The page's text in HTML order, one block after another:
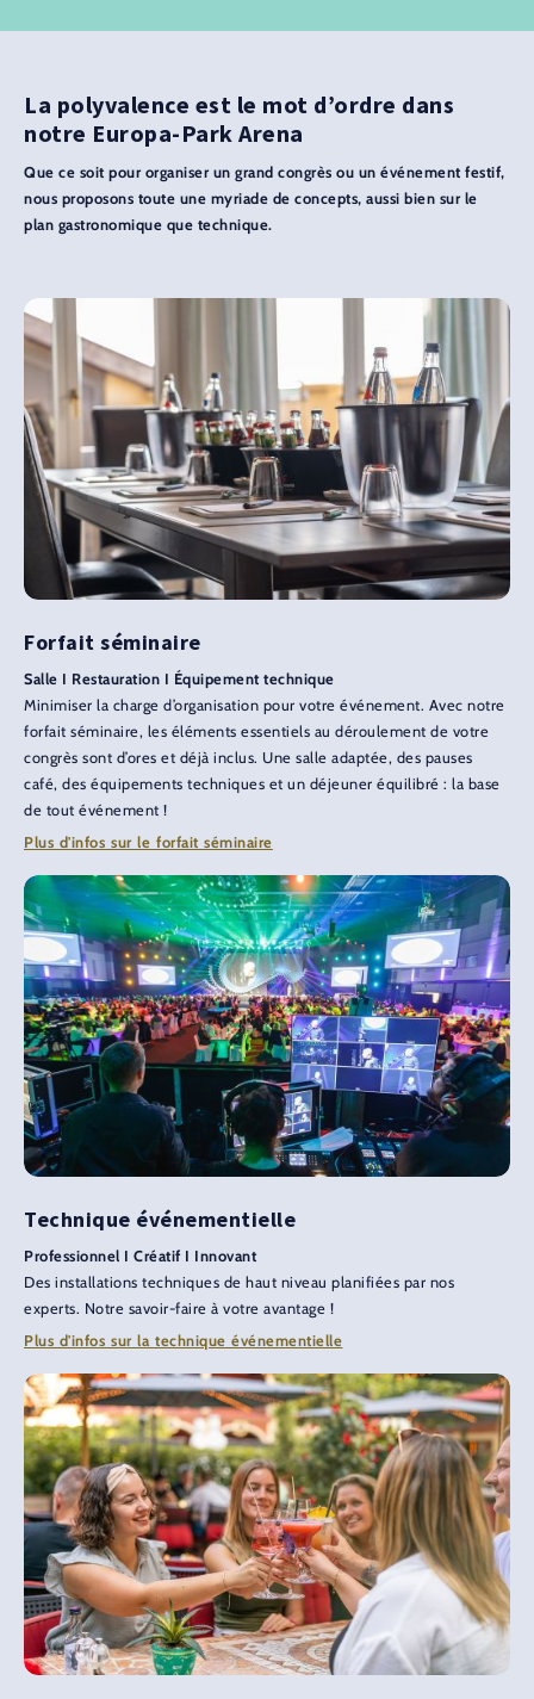
La polyvalence est le mot d’ordre dans
notre Europa-Park Arena
Que ce soit pour organiser un grand congrès ou un événement festif,
nous proposons toute une myriade de concepts, aussi bien sur le
plan gastronomique que technique.
Forfait séminaire
Salle I Restauration I Équipement technique
Minimiser la charge d’organisation pour votre événement. Avec notre
forfait séminaire, les éléments essentiels au déroulement de votre
congrès sont d’ores et déjà inclus. Une salle adaptée, des pauses
café, des équipements techniques et un déjeuner équilibré : la base
de tout événement !
Plus d'infos sur le forfait séminaire
Technique événementielle
Professionnel I Créatif I Innovant
Des installations techniques de haut niveau planifiées par nos
experts. Notre savoir-faire à votre avantage !
Plus d'infos sur la technique événementielle